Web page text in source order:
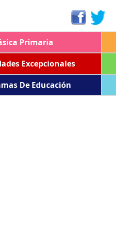
Primaria
Excepcionales
De Educación